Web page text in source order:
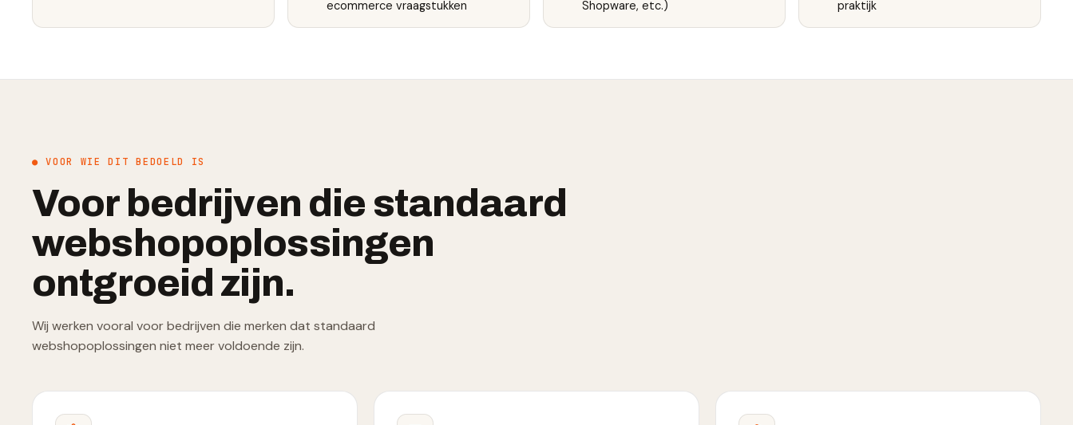
ecommerce vraagstukken
Shopware, etc.)
praktijk
● VOOR WIE DIT BEDOELD IS
Voor bedrijven die standaard
webshopoplossingen
ontgroeid zijn.
Wij werken vooral voor bedrijven die merken dat standaard
webshopoplossingen niet meer voldoende zijn.